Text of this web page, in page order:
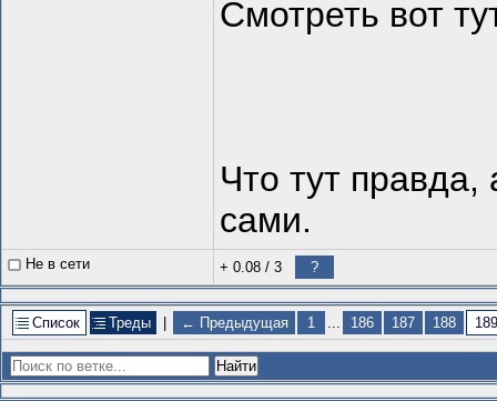
Смотреть вот
Что тут
сами.
Не в сети + 0.08 / 3 ?
Список Треды ← Предыдущая 1 ... 186 187 188 189